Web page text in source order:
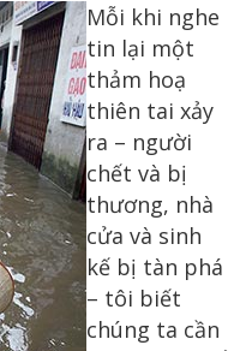
Mỗi khi nghe
tin lại một
thảm hoạ
thiên tai xảy
ra – người
chết và bị
thương, nhà
cửa và sinh
kế bị tàn phá
– tôi biết
chúng ta cần